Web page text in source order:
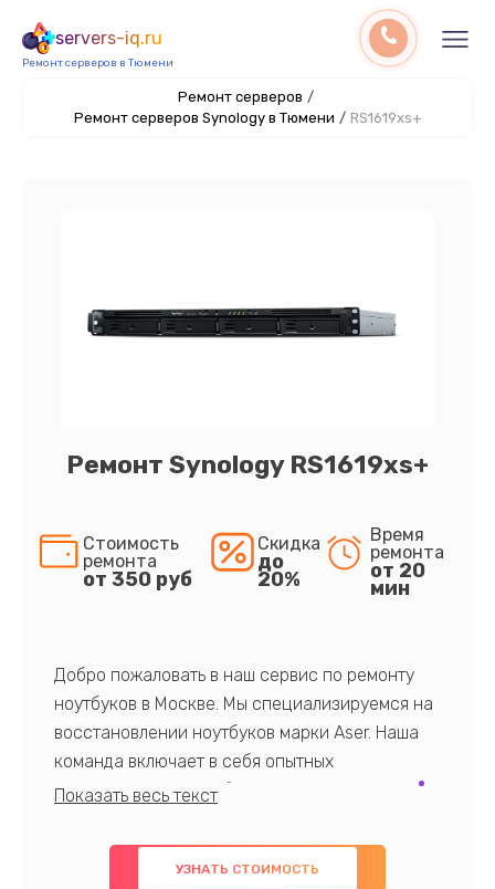
servers-iq.ru
Ремонт серверов в Тюмени
Ремонт серверов /
Ремонт серверов Synology в Тюмени / RS1619xs+
Ремонт Synology RS1619xs+
Стоимость
ремонта
от 350 руб
Скидка
до
20%
Время
ремонта
от 20
мин
Добро пожаловать в наш сервис по ремонту
ноутбуков в Москве. Мы специализируемся на
восстановлении ноутбуков марки Aser. Наша
команда включает в себя опытных
профессионалов с обширными знаниями и
предлагаем быстрый и качественный ремонт с
использованием оригинальных компонентов, а
УЗНАТЬ СТОИМОСТЬ